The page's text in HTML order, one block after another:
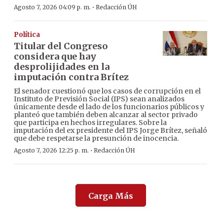
Agosto 7, 2026 04:09 p. m. · Redacción ÚH
Política
Titular del Congreso
considera que hay
desprolijidades en la
imputación contra Brítez
El senador cuestionó que los casos de corrupción en el
Instituto de Previsión Social (IPS) sean analizados
únicamente desde el lado de los funcionarios públicos y
planteó que también deben alcanzar al sector privado
que participa en hechos irregulares. Sobre la
imputación del ex presidente del IPS Jorge Brítez, señaló
que debe respetarse la presunción de inocencia.
Agosto 7, 2026 12:25 p. m. · Redacción ÚH
Carga Más